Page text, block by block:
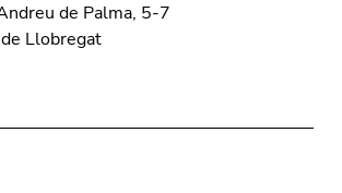
de Palma, 5-7
Llobregat